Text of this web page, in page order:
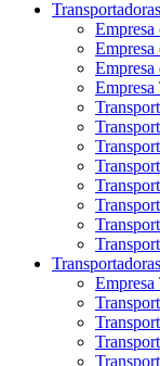
Empresa
Empresa
Empresa
Empresa
Empresa